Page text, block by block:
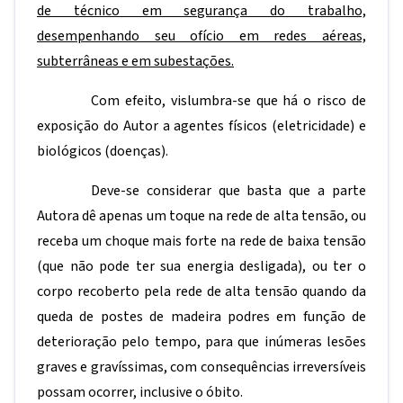
de técnico em segurança do trabalho,
desempenhando seu ofício em redes aéreas,
subterrâneas e em subestações.
Com efeito, vislumbra-se que há o risco de
exposição do Autor a agentes físicos (eletricidade) e
biológicos (doenças).
Deve-se considerar que basta que a parte
Autora dê apenas um toque na rede de alta tensão, ou
receba um choque mais forte na rede de baixa tensão
(que não pode ter sua energia desligada), ou ter o
corpo recoberto pela rede de alta tensão quando da
queda de postes de madeira podres em função de
deterioração pelo tempo, para que inúmeras lesões
graves e gravíssimas, com consequências irreversíveis
possam ocorrer, inclusive o óbito.